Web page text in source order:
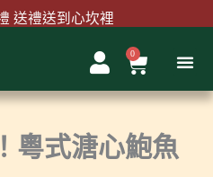
送禮送到心坎裡
』現折100元
0
購
物
籃
粵式溏心鮑魚